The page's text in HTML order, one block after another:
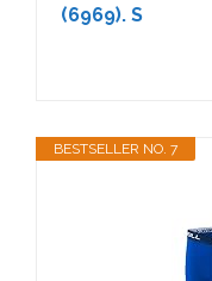
(6969). S
BESTSELLER NO. 7